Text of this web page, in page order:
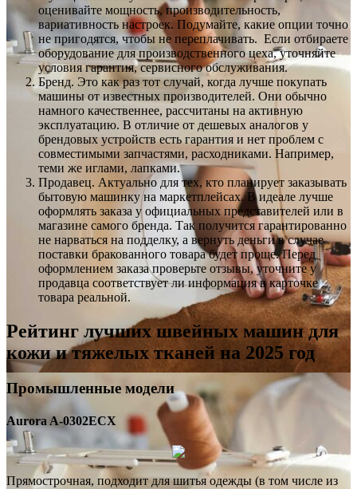
оценивайте мощность, производительность,
вариативность настроек. Подумайте, какие опции точно
не пригодятся, чтобы не переплачивать. Если отбираете
оборудование для производственного цеха, уточняйте
условия гарантия, сервисного обслуживания.
Бренд. Это как раз тот случай, когда лучше покупать
машины от известных производителей. Они обычно
намного качественнее, рассчитаны на активную
эксплуатацию. В отличие от дешевых аналогов у
брендовых устройств есть гарантия и нет проблем с
совместимыми запчастями, расходниками. Например,
теми же иглами, лапками.
Продавец. Актуально для тех, кто планирует заказывать
бытовую машинку на маркетплейсах. В идеале лучше
оформлять заказа у официальных представителей или в
магазине самого бренда. Так получится гарантированно
не нарваться на подделку, а вернуть деньги в случае
поставки бракованного товара будет проще. Перед
оформлением заказа проверьте отзывы, уточните у
продавца соответствует ли информация в карточке
товара реальной.
Рейтинг лучших швейных машин для
кожи и тяжелых тканей на 2025 год
Промышленные модели
Aurora A-0302ECX
Прямострочная, подходит для шитья одежды (в том числе из